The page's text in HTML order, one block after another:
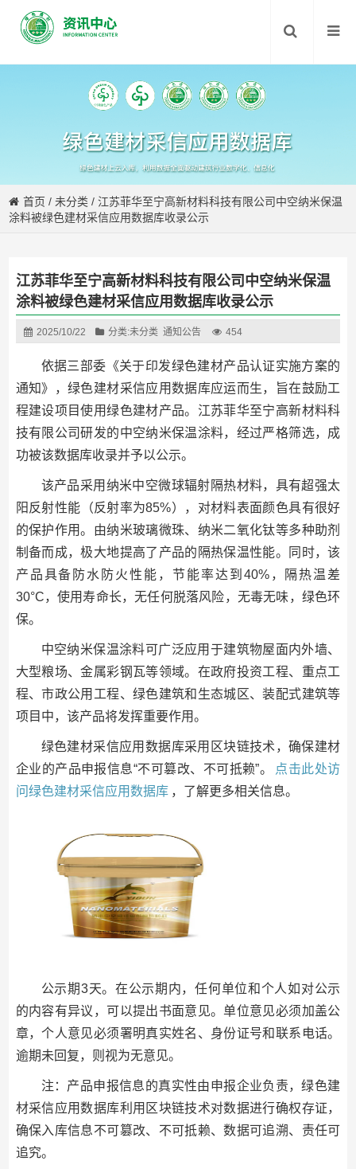
首页 /未分类 /江苏菲华至宁高新材料科技有限公司中空纳米保温
涂料被绿色建材采信应用数据库收录公示
江苏菲华至宁高新材料科技有限公司中空纳米保温
涂料被绿色建材采信应用数据库收录公示
2025/10/22 分类:未分类 通知公告 454
依据三部委《关于印发绿色建材产品认证实施方案的
通知》，绿色建材采信应用数据库应运而生，旨在鼓励工
程建设项目使用绿色建材产品。江苏菲华至宁高新材料科
技有限公司研发的中空纳米保温涂料，经过严格筛选，成
功被该数据库收录并予以公示。
该产品采用纳米中空微球辐射隔热材料，具有超强太
阳反射性能（反射率为85%），对材料表面颜色具有很好
的保护作用。由纳米玻璃微珠、纳米二氧化钛等多种助剂
制备而成，极大地提高了产品的隔热保温性能。同时，该
产品具备防水防火性能，节能率达到40%，隔热温差
30°C，使用寿命长，无任何脱落风险，无毒无味，绿色环
保。
中空纳米保温涂料可广泛应用于建筑物屋面内外墙、
大型粮场、金属彩钢瓦等领域。在政府投资工程、重点工
程、市政公用工程、绿色建筑和生态城区、装配式建筑等
项目中，该产品将发挥重要作用。
绿色建材采信应用数据库采用区块链技术，确保建材
企业的产品申报信息“不可篡改、不可抵赖”。
点击此处访
问绿色建材采信应用数据库 ，了解更多相关信息。
公示期3天。在公示期内，任何单位和个人如对公示
的内容有异议，可以提出书面意见。单位意见必须加盖公
章，个人意见必须署明真实姓名、身份证号和联系电话。
逾期未回复，则视为无意见。
注：产品申报信息的真实性由申报企业负责，绿色建
材采信应用数据库利用区块链技术对数据进行确权存证，
确保入库信息不可篡改、不可抵赖、数据可追溯、责任可
追究。